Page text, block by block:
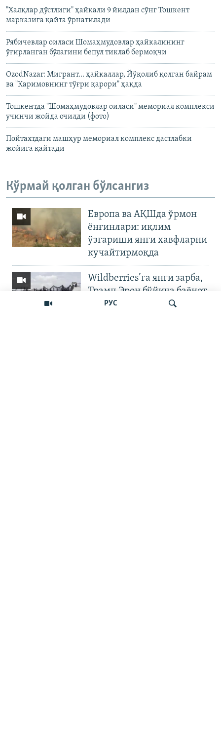
РУС
"Халқлар дўстлиги" ҳайкали 9 йилдан сўнг Тошкент
марказига қайта ўрнатилади
Рябичевлар оиласи Шомаҳмудовлар ҳайкалининг
ўғирланган бўлагини бепул тиклаб бермоқчи
OzodNazar: Мигрант... ҳайкаллар, Йўқолиб қолган байрам
ва "Каримовнинг тўғри қарори" ҳақда
Тошкентда "Шомаҳмудовлар оиласи" мемориал комплекси
учинчи жойда очилди (фото)
Пойтахтдаги машҳур мемориал комплекс дастлабки
жойига қайтади
Кўрмай қолган бўлсангиз
Европа ва АҚШда ўрмон
ёнғинлари: иқлим
ўзгариши янги хавфларни
кучайтирмоқда
Wildberries’га янги зарба,
Трамп Эрон бўйича баёнот
қилди